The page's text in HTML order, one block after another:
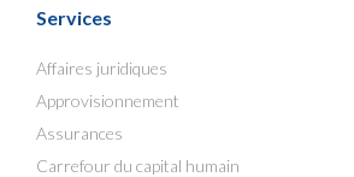
Services
Affaires juridiques
Approvisionnement
Assurances
Carrefour du capital humain